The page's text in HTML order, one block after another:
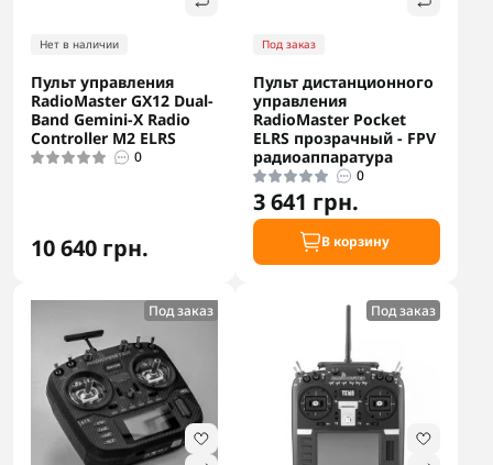
Нет в наличии
Пульт управления
RadioMaster GX12 Dual-
Band Gemini-X Radio
Controller M2 ELRS
0
10 640 грн.
Под заказ
Пульт дистанционного
управления
RadioMaster Pocket
ELRS прозрачный - FPV
радиоаппаратура
0
3 641 грн.
В корзину
Под заказ Под заказ